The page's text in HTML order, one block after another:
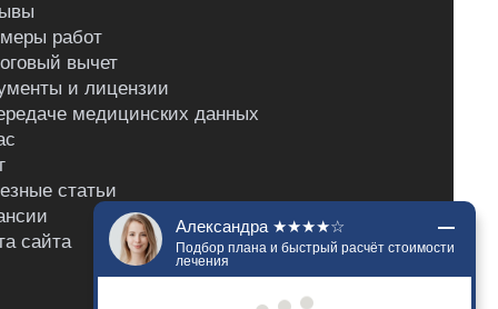
работ
вычет
и лицензии
медицинских данных
статьи
сайта
Александра ★★★★☆
Подбор плана и быстрый расчёт стоимости
лечения